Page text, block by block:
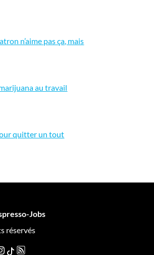
n’aime pas ça, mais
au travail
quitter un tout
Jobs
réservés